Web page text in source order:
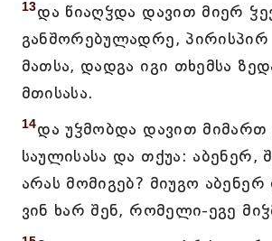
13და წიაღჴდა დავით მიერ
განშორებულადრე, პირისპირ
მათსა, დადგა იგი თხემსა
მთისასა.
14და უჴმობდა დავით მიმართ
საულისასა და თქუა: აბენერ,
არას მომიგებ? მიუგო აბენერ
ვინ ხარ შენ, რომელი-ეგე